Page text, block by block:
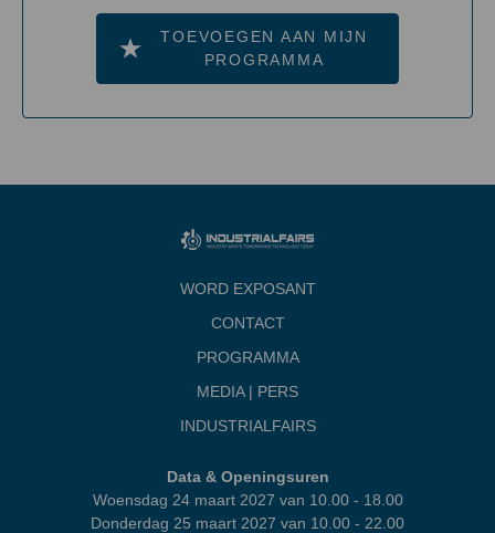
TOEVOEGEN AAN MIJN
PROGRAMMA
WORD EXPOSANT
CONTACT
PROGRAMMA
MEDIA | PERS
INDUSTRIALFAIRS
Data & Openingsuren
Woensdag 24 maart 2027 van 10.00 - 18.00
Donderdag 25 maart 2027 van 10.00 - 22.00